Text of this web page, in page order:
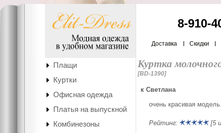
8-910-
Доставка Скидки
Плащи
Куртки
Офисная одежда
Платья на выпускной
Комбинезоны
Куртка
[BD-1390]
к Светлана
очень красивая
Рейтинг: [5